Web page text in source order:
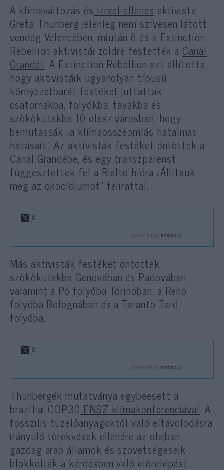
A klímaváltozás és Izrael-ellenes aktivista,
Greta Thunberg jelenleg nem szívesen látott
vendég Velencében, miután ő és a Extinction
Rebellion aktivistái zöldre festették a Canal
Grandét. A Extinction Rebellion azt állította,
hogy aktivistáik ugyanolyan típusú
környezetbarát festéket juttattak
csatornákba, folyókba, tavakba és
szökőkutakba 10 olasz városban, hogy
bemutassák „a klímaösszeomlás hatalmas
hatásait”. Az aktivisták festéket öntöttek a
Canal Grandébe, és egy transzparenst
függesztettek fel a Rialto hídra „Állítsuk
meg az ökocídiumot” felirattal.
Más aktivisták festéket öntöttek
szökőkutakba Genovában és Padovában,
valamint a Pó folyóba Torinóban, a Reno
folyóba Bolognában és a Taranto Taró
folyóba.
Thunbergék mutatványa egybeesett a
brazíliai COP30 ENSZ klímakonferenciával. A
fosszilis tüzelőanyagoktól való eltávolodásra
irányuló törekvések ellenére az olajban
gazdag arab államok és szövetségeseik
blokkolták a kérdésben való előrelépést.